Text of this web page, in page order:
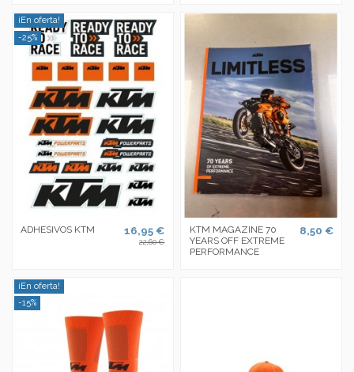
¡En oferta!
-25%
ADHESIVOS KTM 16,95 €
22,60 €
KTM MAGAZINE 70
YEARS OFF EXTREME
PERFORMANCE
8,50 €
¡En oferta!
-15%